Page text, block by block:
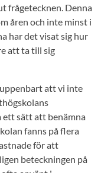
frågetecknen. Denna
åren och inte minst i
har det visat sig hur
att ta till sig
att vi inte
ett sätt att benämna
fanns på flera
för att
beteckningen på